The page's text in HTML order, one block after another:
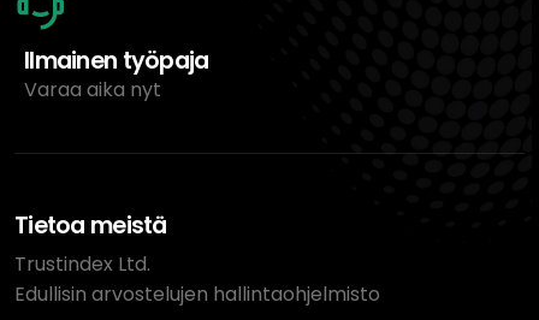
Ilmainen työpaja
Varaa aika nyt
Tietoa meistä
Trustindex Ltd.
Edullisin arvostelujen hallintaohjelmisto